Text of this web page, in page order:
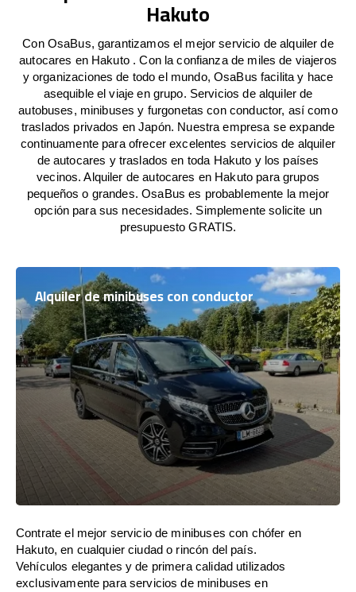
Hakuto
Con OsaBus, garantizamos el mejor servicio de alquiler de
autocares en Hakuto . Con la confianza de miles de viajeros
y organizaciones de todo el mundo, OsaBus facilita y hace
asequible el viaje en grupo. Servicios de alquiler de
autobuses, minibuses y furgonetas con conductor, así como
traslados privados en Japón. Nuestra empresa se expande
continuamente para ofrecer excelentes servicios de alquiler
de autocares y traslados en toda Hakuto y los países
vecinos. Alquiler de autocares en Hakuto para grupos
pequeños o grandes. OsaBus es probablemente la mejor
opción para sus necesidades. Simplemente solicite un
presupuesto GRATIS.
Alquiler de minibuses con conductor
Contrate el mejor servicio de minibuses con chófer en
Hakuto, en cualquier ciudad o rincón del país.
Vehículos elegantes y de primera calidad utilizados
exclusivamente para servicios de minibuses en